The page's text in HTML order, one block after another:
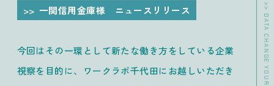
一関信用金庫様 ニュースリリース
今回はその一環として新たな働き方をしている企業
視察を目的に、ワークラボ千代田にお越しいただき